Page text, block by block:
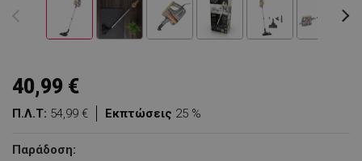
Εκπτώσεις 25 %
Π.Λ.Τ: 54,99 €
40,99 €
Παράδοση: